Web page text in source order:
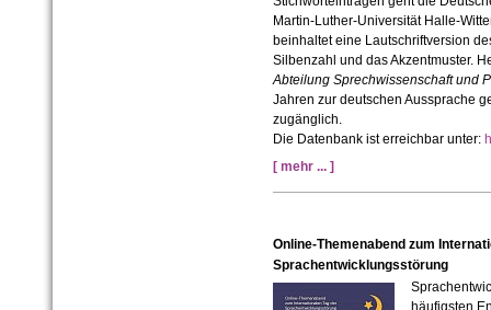
Martin-Luther-Universität Halle-
beinhaltet eine Lautschriftversion
Silbenzahl und das Akzentmuster.
Abteilung Sprechwissenschaft und
Jahren zur deutschen Aussprache
zugänglich.
Die Datenbank ist erreichbar unter:
[ mehr ... ]
Online-Themenabend zum
Sprachentwicklungsstörung